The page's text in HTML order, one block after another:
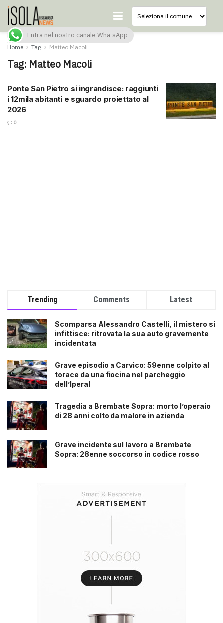
Home Tag Matteo Macoli
Tag: Matteo Macoli
Ponte San Pietro si ingrandisce: raggiunti
i 12mila abitanti e sguardo proiettato al
2026
0
Trending Comments Latest
Scomparsa Alessandro Castelli, il mistero si
infittisce: ritrovata la sua auto gravemente
incidentata
Grave episodio a Carvico: 59enne colpito al
torace da una fiocina nel parcheggio
dell’Iperal
Tragedia a Brembate Sopra: morto l’operaio
di 28 anni colto da malore in azienda
Grave incidente sul lavoro a Brembate
Sopra: 28enne soccorso in codice rosso
Entra nel nostro canale WhatsApp